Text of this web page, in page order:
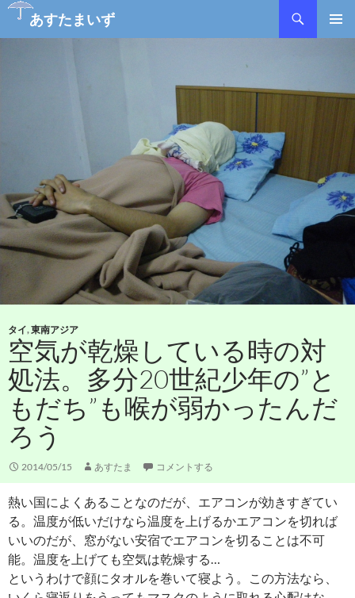
あすたまいず
タイ,東南アジア
空気が乾燥している時の対
処法。多分20世紀少年の”と
もだち”も喉が弱かったんだ
ろう
2014/05/15 あすたま コメントする
熱い国によくあることなのだが、エアコンが効きすぎてい
る。温度が低いだけなら温度を上げるかエアコンを切れば
いいのだが、窓がない安宿でエアコンを切ることは不可
能。温度を上げても空気は乾燥する…
というわけで顔にタオルを巻いて寝よう。この方法なら、